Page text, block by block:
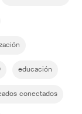
educación
conectados